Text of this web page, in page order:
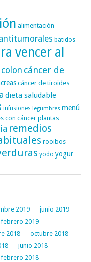
alimentación
batidos
vencer al
cáncer de
cáncer de tiroides
dieta saludable
infusiones legumbres menú
con cáncer plantas
remedios
rooibos
yodo yogur
2019
junio 2019
febrero 2019
2018
octubre 2018
junio 2018
febrero 2018